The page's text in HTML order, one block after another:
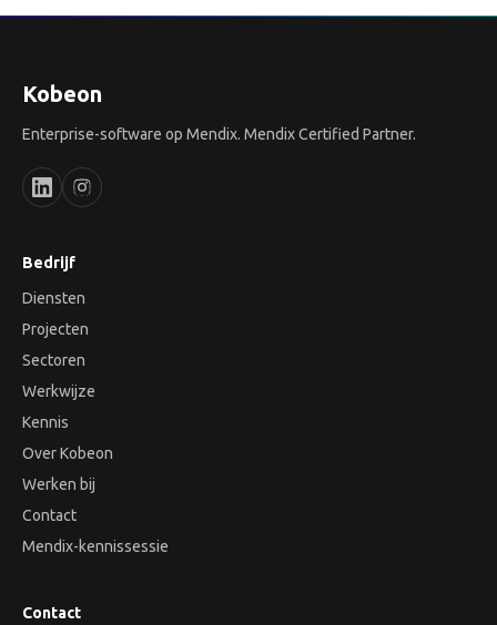
Kobeon
Enterprise-software op Mendix. Mendix Certified Partner.
Bedrijf
Diensten
Projecten
Sectoren
Werkwijze
Kennis
Over Kobeon
Werken bij
Contact
Mendix-kennissessie
Contact